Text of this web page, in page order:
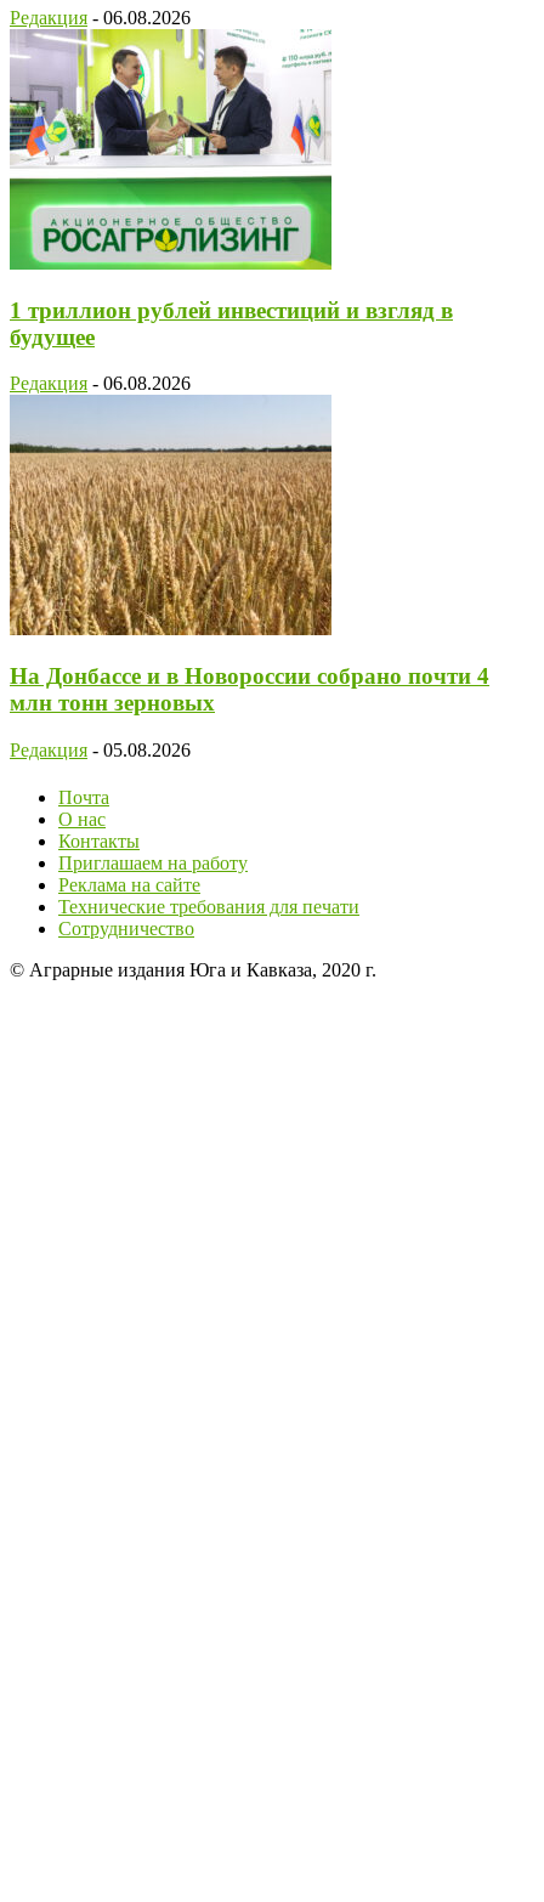
Редакция - 06.08.2026
1 триллион рублей инвестиций и взгляд в
будущее
Редакция - 06.08.2026
На Донбассе и в Новороссии собрано почти 4
млн тонн зерновых
Редакция - 05.08.2026
Почта
О нас
Контакты
Приглашаем на работу
Реклама на сайте
Технические требования для печати
Сотрудничество
© Аграрные издания Юга и Кавказа, 2020 г.